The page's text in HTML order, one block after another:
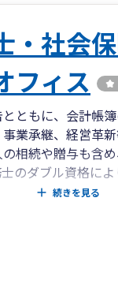
・社会
フィス
ともに、会計帳
業承継、経営革
相続や贈与も含
のダブル資格に
くします。ご契
談をご予約くだ
スもございます
続きを見る